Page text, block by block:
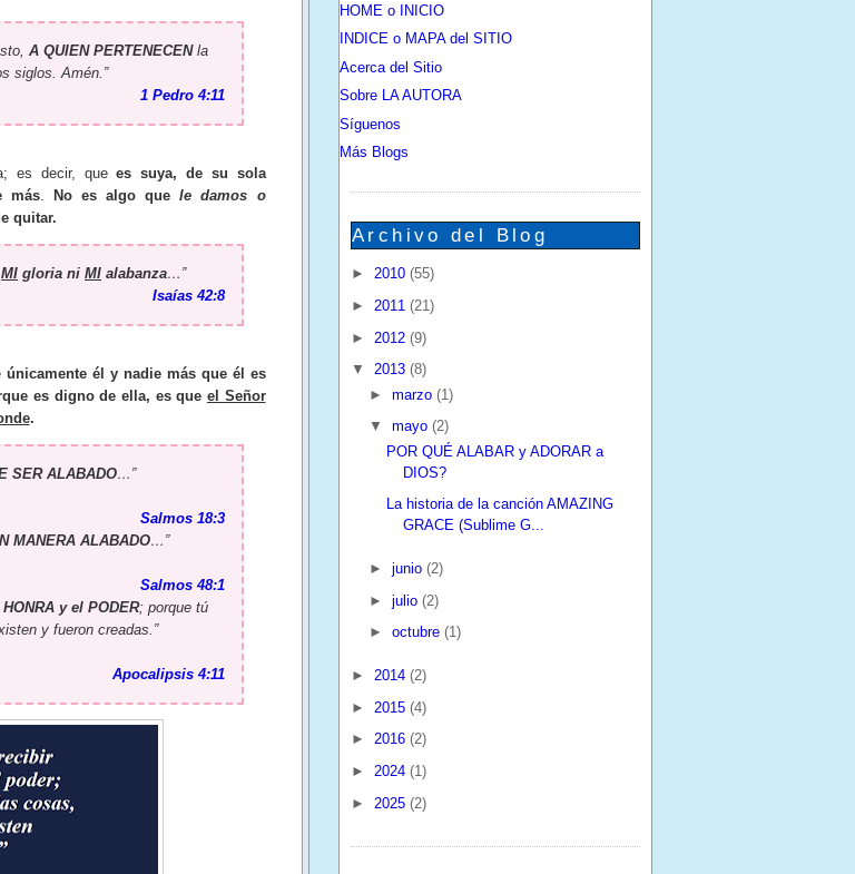
A QUIEN PERTENECEN la
siglos. Amén.”
1 Pedro 4:11
es decir, quees suya, de su sola
más. No es algo quele damos o
quitar.
MI gloria ni MI alabanza…”
Isaías 42:8
únicamente él y nadie más que él es
es digno de ella, es que el Señor
.
SER ALABADO…”
Salmos 18:3
MANERA ALABADO…”
Salmos 48:1
y el PODER; porque tú
y fueron creadas.”
Apocalipsis 4:11
HOME o INICIO
INDICE o MAPA del SITIO
Acerca del Sitio
Sobre LA AUTORA
Síguenos
Más Blogs
Archivo del Blog
► 2010 (55)
► 2011 (21)
► 2012 (9)
▼ 2013 (8)
► marzo (1)
▼ mayo (2)
POR QUÉ ALABAR y ADORAR a
DIOS?
La historia de la canción AMAZING
GRACE (Sublime G...
► junio (2)
► julio (2)
► octubre (1)
► 2014 (2)
► 2015 (4)
► 2016 (2)
► 2024 (1)
► 2025 (2)